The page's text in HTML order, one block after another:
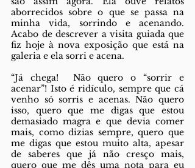
aborrecidos sobre o que se passa na
minha vida, sorrindo e acenando.
Acabo de descrever a visita guiada que
fiz hoje à nova exposição que está na
galeria e ela sorri e acena.
“Já chega!  Não quero o “sorrir e
acenar”! Isto é ridículo, sempre que cá
venho só sorris e acenas. Não quero
isso, quero que me digas que estou
demasiado magra e que devia comer
mais, como dizias sempre, quero que
me digas que estou muito alta, apesar
de saberes que já não cresço mais,
quero que me dês uma nota para eu